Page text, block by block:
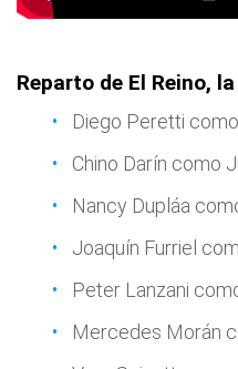
Reparto de El Reino,
Diego Peretti
Chino Darín como
Nancy Dupláa
Joaquín Furriel
Peter Lanzani
Mercedes Morán